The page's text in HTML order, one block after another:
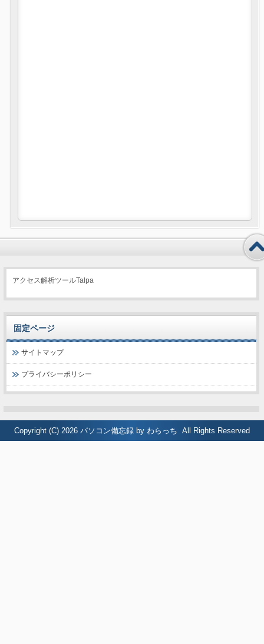
アクセス解析ツールTalpa
固定ページ
サイトマップ
プライバシーポリシー
Copyright (C) 2026 パソコン備忘録 by わらっち All Rights Reserved